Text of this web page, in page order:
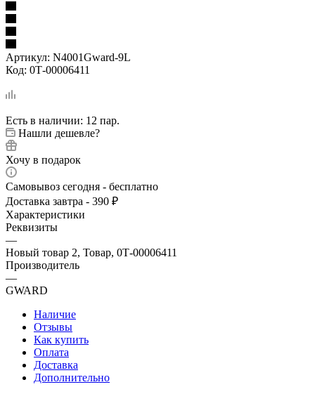
Артикул: N4001Gward-9L
Код: 0Т-00006411
Есть в наличии: 12 пар.
Нашли дешевле?
Хочу в подарок
Самовывоз сегодня - бесплатно
Доставка завтра - 390 ₽
Характеристики
Реквизиты
—
Новый товар 2, Товар, 0Т-00006411
Производитель
—
GWARD
Наличие
Отзывы
Как купить
Оплата
Доставка
Дополнительно